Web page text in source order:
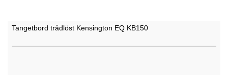
Tangetbord trådlöst Kensington EQ KB150